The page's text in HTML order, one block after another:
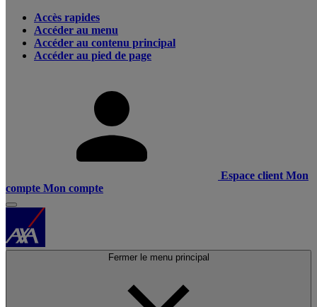
Accès rapides
Accéder au menu
Accéder au contenu principal
Accéder au pied de page
Espace client Mon
compte Mon compte
Fermer le menu principal